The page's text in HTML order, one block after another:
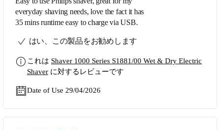
everyday shaving needs, love the fact it has
35 mins runtime easy to charge via USB.
はい、この製品をお勧めします
これは Shaver 1000 Series S1881/00 Wet & Dry Electric
Shaver に対するレビューです
Date of Use 29/04/2026